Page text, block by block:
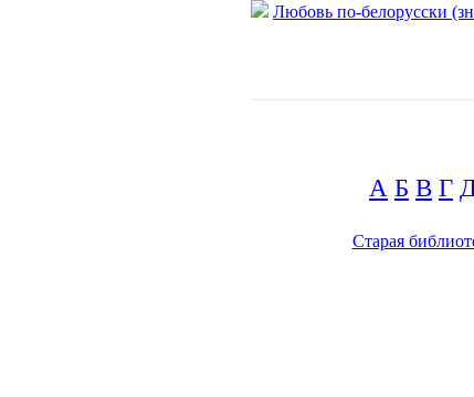
Любовь по-белорусски
А Б В Г
Старая